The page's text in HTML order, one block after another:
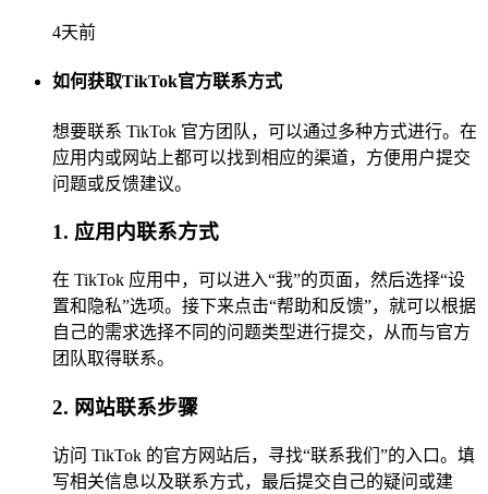
4天前
如何获取TikTok官方联系方式
想要联系 TikTok 官方团队，可以通过多种方式进行。在
应用内或网站上都可以找到相应的渠道，方便用户提交
问题或反馈建议。
1. 应用内联系方式
在 TikTok 应用中，可以进入“我”的页面，然后选择“设
置和隐私”选项。接下来点击“帮助和反馈”，就可以根据
自己的需求选择不同的问题类型进行提交，从而与官方
团队取得联系。
2. 网站联系步骤
访问 TikTok 的官方网站后，寻找“联系我们”的入口。填
写相关信息以及联系方式，最后提交自己的疑问或建